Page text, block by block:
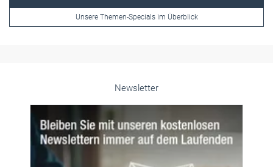
Unsere Themen-Specials im Überblick
Newsletter